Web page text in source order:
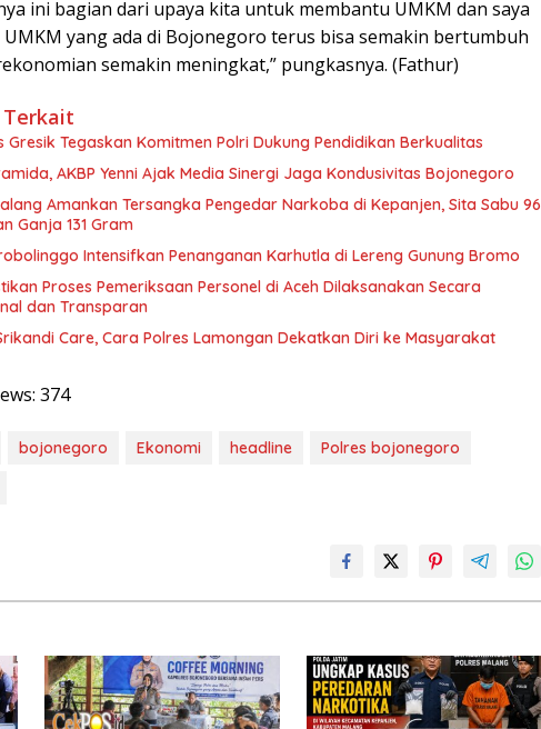
ini bagian dari upaya kita untuk membantu UMKM dan saya
yang ada di Bojonegoro terus bisa semakin bertumbuh
semakin meningkat,” pungkasnya. (Fathur)
Gresik Tegaskan Komitmen Polri Dukung Pendidikan Berkualitas
AKBP Yenni Ajak Media Sinergi Jaga Kondusivitas Bojonegoro
Amankan Tersangka Pengedar Narkoba di Kepanjen, Sita Sabu 96
Ganja 131 Gram
Intensifkan Penanganan Karhutla di Lereng Gunung Bromo
Proses Pemeriksaan Personel di Aceh Dilaksanakan Secara
dan Transparan
Care, Cara Polres Lamongan Dekatkan Diri ke Masyarakat
374
bojonegoro Ekonomi headline
Polres bojonegoro